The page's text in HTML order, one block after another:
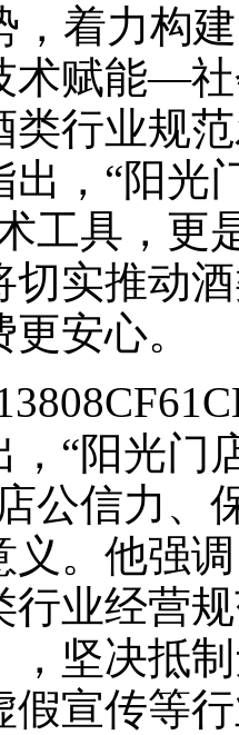
，着力构
赋能—社
类行业规
出，“阳光
工具，更
切实推动
安心。
“阳光门
公信力、
义。他强
行业经营
，坚决抵
假宣传等